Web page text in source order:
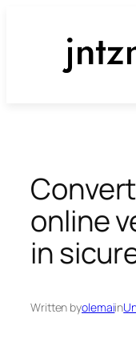
online
in
Written byolemaiin